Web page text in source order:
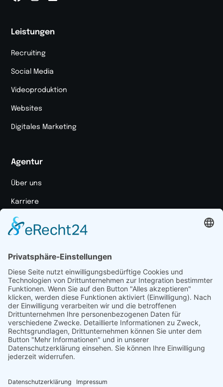
Leistungen
Recruiting
Social Media
Videoproduktion
Websites
Digitales Marketing
Agentur
Über uns
Karriere
Unser Ansatz
Medienpaket
Ressourcen
Case Studies
Blog
Marketing Glossar